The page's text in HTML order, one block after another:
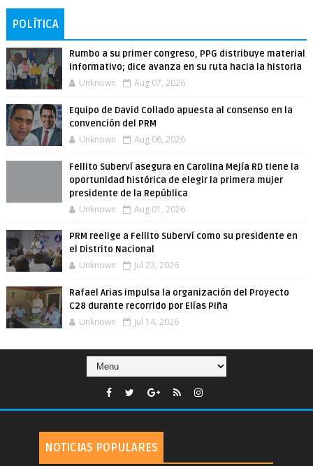
POLÍTICA
Rumbo a su primer congreso, PPG distribuye material
informativo; dice avanza en su ruta hacia la historia
Unknown Aug 07, 2026
Equipo de David Collado apuesta al consenso en la
convención del PRM
Unknown Aug 06, 2026
Fellito Suberví asegura en Carolina Mejía RD tiene la
oportunidad histórica de elegir la primera mujer
presidente de la República
Unknown Aug 01, 2026
PRM reelige a Fellito Suberví como su presidente en
el Distrito Nacional
Unknown Jul 23, 2026
Rafael Arias impulsa la organización del Proyecto
C28 durante recorrido por Elías Piña
Unknown Jul 14, 2026
NOTICIAS POPULARES